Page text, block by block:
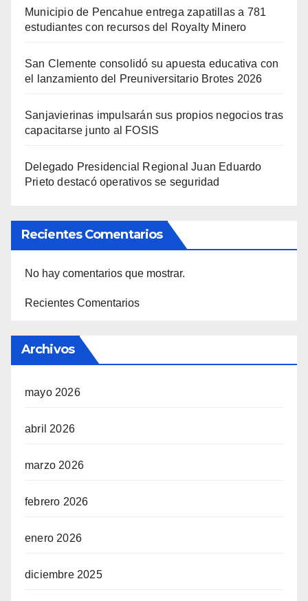
Municipio de Pencahue entrega zapatillas a 781
estudiantes con recursos del Royalty Minero
San Clemente consolidó su apuesta educativa con
el lanzamiento del Preuniversitario Brotes 2026
Sanjavierinas impulsarán sus propios negocios tras
capacitarse junto al FOSIS
Delegado Presidencial Regional Juan Eduardo
Prieto destacó operativos se seguridad
Recientes Comentarios
No hay comentarios que mostrar.
Recientes Comentarios
Archivos
mayo 2026
abril 2026
marzo 2026
febrero 2026
enero 2026
diciembre 2025